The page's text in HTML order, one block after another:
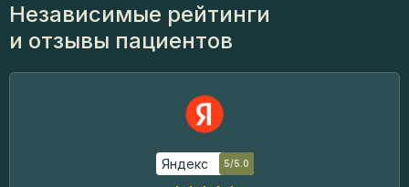
Независимые рейтинги
и отзывы пациентов
Яндекс 5/5.0